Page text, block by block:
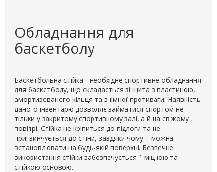
Обладнання для
баскетболу
Баскетбольна стійка - необхідне спортивне обладнання
для баскетболу, що складається зі щита з пластиною,
амортизованого кільця та знімної противаги. Наявність
даного інвентарю дозволяє займатися спортом не
тільки у закритому спортивному залі, а й на свіжому
повітрі. Стійка не кріпиться до підлоги та не
пригвинчується до стіни, завдяки чому її можна
встановлювати на будь-якій поверхні. Безпечне
використання стійки забезпечується її міцною та
стійкою основою.